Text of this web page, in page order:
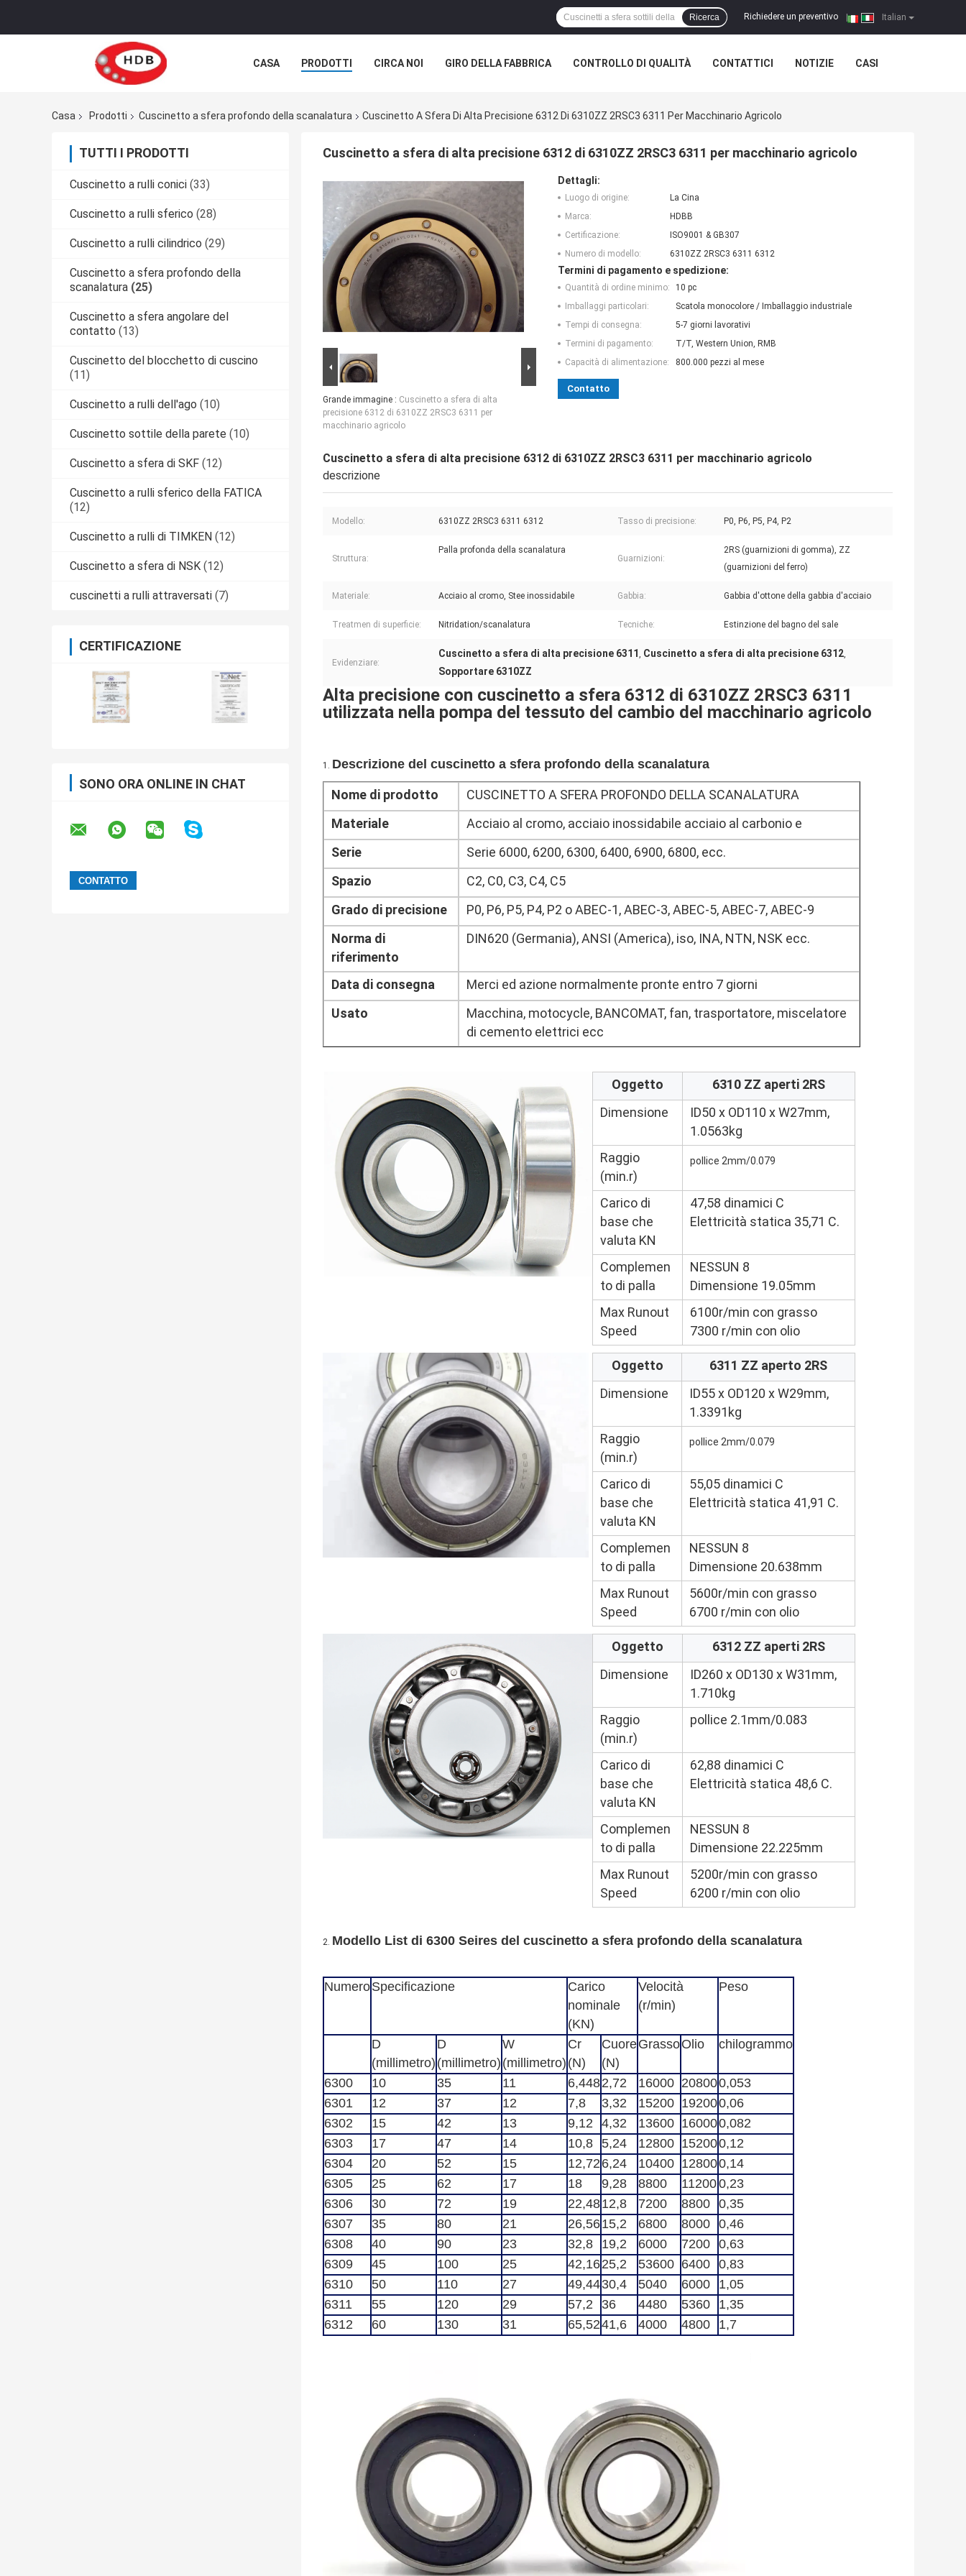
Italian
Richiedere un preventivo |
Ricerca
CASA PRODOTTI CIRCA NOI GIRO DELLA FABBRICA CONTROLLO DI QUALITÀ CONTATTICI NOTIZIE CASI
Casa Prodotti Cuscinetto a sfera profondo della scanalatura Cuscinetto A Sfera Di Alta Precisione 6312 Di 6310ZZ 2RSC3 6311 Per Macchinario Agricolo
TUTTI I PRODOTTI
Cuscinetto a rulli conici (33)
Cuscinetto a rulli sferico (28)
Cuscinetto a rulli cilindrico (29)
Cuscinetto a sfera profondo della
scanalatura (25)
Cuscinetto a sfera angolare del
contatto (13)
Cuscinetto del blocchetto di cuscino
(11)
Cuscinetto a rulli dell'ago (10)
Cuscinetto sottile della parete (10)
Cuscinetto a sfera di SKF (12)
Cuscinetto a rulli sferico della FATICA
(12)
Cuscinetto a rulli di TIMKEN (12)
Cuscinetto a sfera di NSK (12)
cuscinetti a rulli attraversati (7)
CERTIFICAZIONE
SONO ORA ONLINE IN CHAT
Cuscinetto a sfera di alta precisione 6312 di 6310ZZ 2RSC3 6311 per macchinario agricolo
Grande immagine : Cuscinetto a sfera di alta
precisione 6312 di 6310ZZ 2RSC3 6311 per
macchinario agricolo
Dettagli:
Luogo di origine:
La Cina
Marca:
HDBB
Certificazione:
ISO9001 & GB307
Numero di modello:
6310ZZ 2RSC3 6311 6312
Termini di pagamento e spedizione:
Quantità di ordine minimo:
10 pc
Imballaggi particolari:
Scatola monocolore / Imballaggio industriale
Tempi di consegna:
5-7 giorni lavorativi
Termini di pagamento:
T/T, Western Union, RMB
Capacità di alimentazione:
800.000 pezzi al mese
Contatto
Cuscinetto a sfera di alta precisione 6312 di 6310ZZ 2RSC3 6311 per macchinario agricolo
descrizione
Modello: 6310ZZ 2RSC3 6311 6312 Tasso di precisione: P0, P6, P5, P4, P2
Struttura:
Palla profonda della scanalatura
Guarnizioni:
2RS (guarnizioni di gomma), ZZ
(guarnizioni del ferro)
Materiale: Acciaio al cromo, Stee inossidabile Gabbia: Gabbia d'ottone della gabbia d'acciaio
Treatmen di superficie: Nitridation/scanalatura Tecniche: Estinzione del bagno del sale
Evidenziare:
Cuscinetto a sfera di alta precisione 6311 , Cuscinetto a sfera di alta precisione 6312,
Sopportare 6310ZZ
Alta precisione con cuscinetto a sfera 6312 di 6310ZZ 2RSC3 6311
utilizzata nella pompa del tessuto del cambio del macchinario agricolo
1. Descrizione del cuscinetto a sfera profondo della scanalatura
Nome di prodotto
CUSCINETTO A SFERA PROFONDO DELLA SCANALATURA
Materiale
Acciaio al cromo, acciaio inossidabile acciaio al carbonio e
Serie
Serie 6000, 6200, 6300, 6400, 6900, 6800, ecc.
Spazio
C2, C0, C3, C4, C5
Grado di precisione
P0, P6, P5, P4, P2 o ABEC-1, ABEC-3, ABEC-5, ABEC-7, ABEC-9
Norma di
riferimento
DIN620 (Germania), ANSI (America), iso, INA, NTN, NSK ecc.
Data di consegna
Merci ed azione normalmente pronte entro 7 giorni
Usato
Macchina, motocycle, BANCOMAT, fan, trasportatore, miscelatore
di cemento elettrici ecc
Oggetto
6310 ZZ aperti 2RS
Dimensione
ID50 x OD110 x W27mm,
1.0563kg
Raggio
(min.r)
pollice 2mm/0.079
Carico di
base che
valuta KN
47,58 dinamici C
Elettricità statica 35,71 C.
Complemen
to di palla
NESSUN 8
Dimensione 19.05mm
Max Runout
Speed
6100r/min con grasso
7300 r/min con olio
Oggetto
6311 ZZ aperto 2RS
Dimensione
ID55 x OD120 x W29mm,
1.3391kg
Raggio
(min.r)
pollice 2mm/0.079
Carico di
base che
valuta KN
55,05 dinamici C
Elettricità statica 41,91 C.
Complemen
to di palla
NESSUN 8
Dimensione 20.638mm
Max Runout
Speed
5600r/min con grasso
6700 r/min con olio
Oggetto
6312 ZZ aperti 2RS
Dimensione
ID260 x OD130 x W31mm,
1.710kg
Raggio
(min.r)
pollice 2.1mm/0.083
Carico di
base che
valuta KN
62,88 dinamici C
Elettricità statica 48,6 C.
Complemen
to di palla
NESSUN 8
Dimensione 22.225mm
Max Runout
Speed
5200r/min con grasso
6200 r/min con olio
2. Modello List di 6300 Seires del cuscinetto a sfera profondo della scanalatura
NumeroSpecificazione
Carico
nominale
(KN)
Velocità
(r/min)
Peso
D
(millimetro)
D
(millimetro)
W
(millimetro)
Cr
(N)
Cuore
(N)
GrassoOlio chilogrammo
6300 10 35 11 6,4482,72 16000 208000,053
6301
12 37 12 7,8 3,32 15200 192000,06
6302
15 42 13 9,12 4,32 13600 160000,082
6303
17 47 14 10,8 5,24 12800 152000,12
6304
20 52 15 12,72 6,24 10400 128000,14
6305
25 62 17 18 9,28 8800 112000,23
6306
30 72 19 22,4812,8 7200 8800 0,35
6307
35 80 21 26,5615,2 6800 8000 0,46
6308
40 90 23 32,8 19,2 6000 7200 0,63
6309
45 100 25 42,1625,2 53600 6400 0,83
6310
50 110 27 49,4430,4 5040 6000
1,05
6311
55 120 29 57,2 36 4480 5360
1,35
6312
60 130 31 65,5241,6 4000 4800 1,7